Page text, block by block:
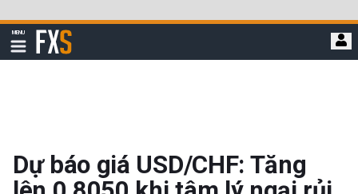
qua
đi
MENU
Hiển
thị
FXStreet
Dự báo giá USD/CHF: Tăng